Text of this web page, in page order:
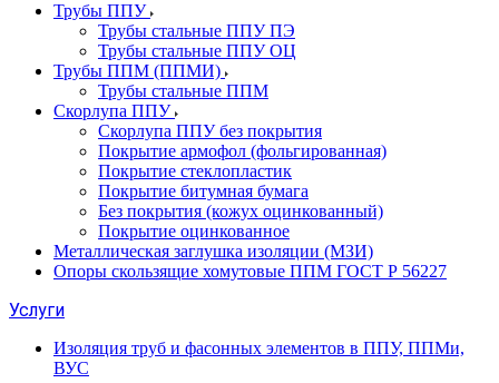
Трубы ППУ
Трубы стальные ППУ ПЭ
Трубы стальные ППУ ОЦ
Трубы ППМ (ППМИ)
Трубы стальные ППМ
Скорлупа ППУ
Скорлупа ППУ без покрытия
Покрытие армофол (фольгированная)
Покрытие стеклопластик
Покрытие битумная бумага
Без покрытия (кожух оцинкованный)
Покрытие оцинкованное
Металлическая заглушка изоляции (МЗИ)
Опоры скользящие хомутовые ППМ ГОСТ Р 56227
Услуги
Изоляция труб и фасонных элементов в ППУ, ППМи,
ВУС